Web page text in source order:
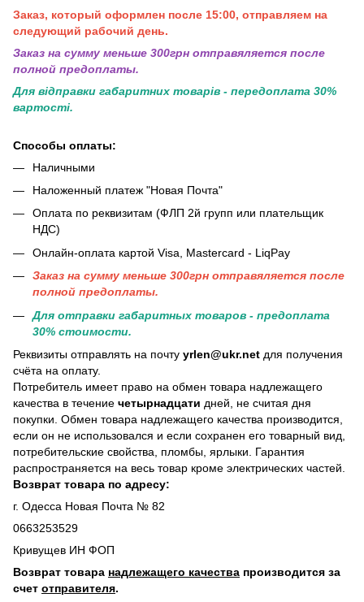
Заказ, который оформлен после 15:00, отправляем на
следующий рабочий день.
Заказ на сумму меньше 300грн отправяляется после
полной предоплаты.
Для відправки габаритних товарів - передоплата 30%
вартості.
Способы оплаты:
Наличными
Наложенный платеж "Новая Почта"
Оплата по реквизитам (ФЛП 2й групп или плательщик
НДС)
Онлайн-оплата картой Visa, Mastercard - LiqPay
Заказ на сумму меньше 300грн отправяляется после
полной предоплаты.
Для отправки габаритных товаров - предоплата
30% стоимости.
Реквизиты отправлять на почту yrlen@ukr.net для получения
счёта на оплату.
Потребитель имеет право на обмен товара надлежащего
качества в течение четырнадцати дней, не считая дня
покупки. Обмен товара надлежащего качества производится,
если он не использовался и если сохранен его товарный вид,
потребительские свойства, пломбы, ярлыки. Гарантия
распространяется на весь товар кроме электрических частей.
Возврат товара по адресу:
г. Одесса Новая Почта № 82
0663253529
Кривущев ИН ФОП
Возврат товара надлежащего качества производится за
счет отправителя.